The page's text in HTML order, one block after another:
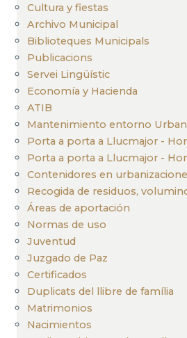
Cultura y fiestas
Archivo Municipal
Biblioteques Municipals
Publicacions
Servei Lingüístic
Economía y Hacienda
ATIB
Mantenimiento entorno
Porta a porta a Llucmajor -
Porta a porta a Llucmajor -
Contenidores en
Recogida de residuos,
Áreas de aportación
Normas de uso
Juventud
Juzgado de Paz
Certificados
Duplicats del llibre de família
Matrimonios
Nacimientos